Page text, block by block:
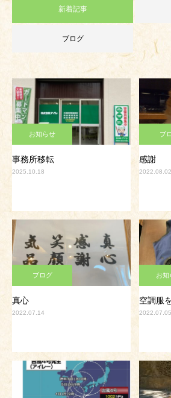
新着記事
ブログ
お知らせ
事務所移転
2025.10.18
ブ
感謝
2022.08.02
ブログ
真心
2022.07.14
お知
空調服
2022.07.05